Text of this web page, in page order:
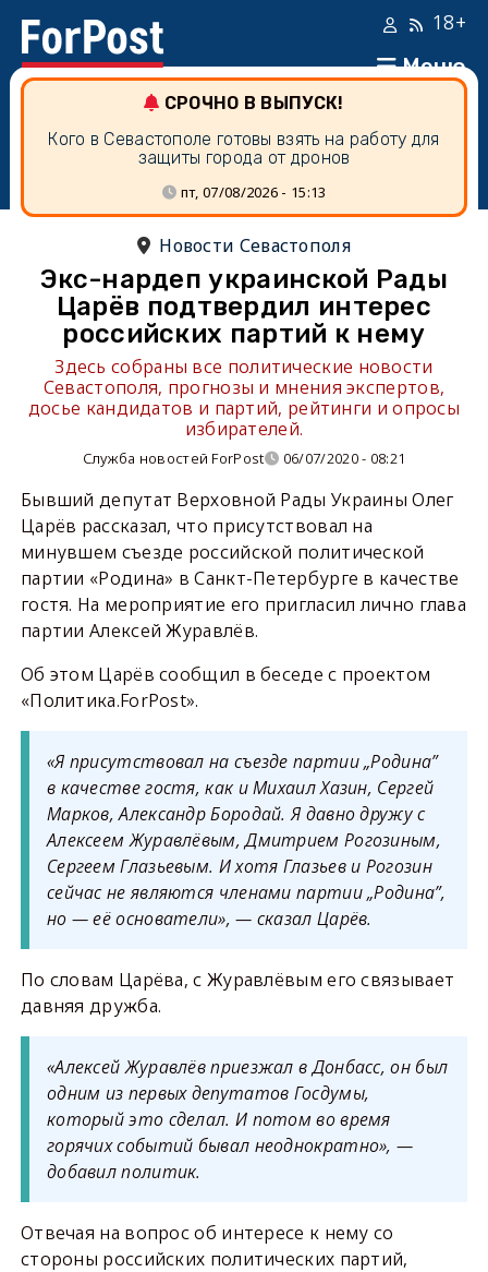
Меню
18+
СРОЧНО В ВЫПУСК!
Кого в Севастополе готовы взять на работу для
защиты города от дронов
пт, 07/08/2026 - 15:13
Новости Севастополя
Экс-нардеп украинской Рады
Царёв подтвердил интерес
российских партий к нему
Здесь собраны все политические новости
Севастополя, прогнозы и мнения экспертов,
досье кандидатов и партий, рейтинги и опросы
избирателей.
Служба новостей ForPost 06/07/2020 - 08:21
Бывший депутат Верховной Рады Украины Олег
Царёв рассказал, что присутствовал на
минувшем съезде российской политической
партии «Родина» в Санкт-Петербурге в качестве
гостя. На мероприятие его пригласил лично глава
партии Алексей Журавлёв.
Об этом Царёв сообщил в беседе с проектом
«Политика.ForPost».
«Я присутствовал на съезде партии „Родина”
в качестве гостя, как и Михаил Хазин, Сергей
Марков, Александр Бородай. Я давно дружу с
Алексеем Журавлёвым, Дмитрием Рогозиным,
Сергеем Глазьевым. И хотя Глазьев и Рогозин
сейчас не являются членами партии „Родина”,
но — её основатели», — сказал Царёв.
По словам Царёва, с Журавлёвым его связывает
давняя дружба.
«Алексей Журавлёв приезжал в Донбасс, он был
одним из первых депутатов Госдумы,
который это сделал. И потом во время
горячих событий бывал неоднократно», —
добавил политик.
Отвечая на вопрос об интересе к нему со
стороны российских политических партий,